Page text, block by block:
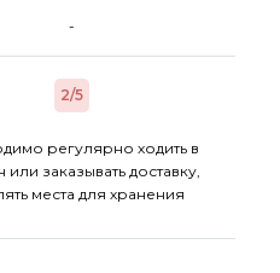
-
2/5
регулярно ходить в
или заказывать доставку,
места для хранения